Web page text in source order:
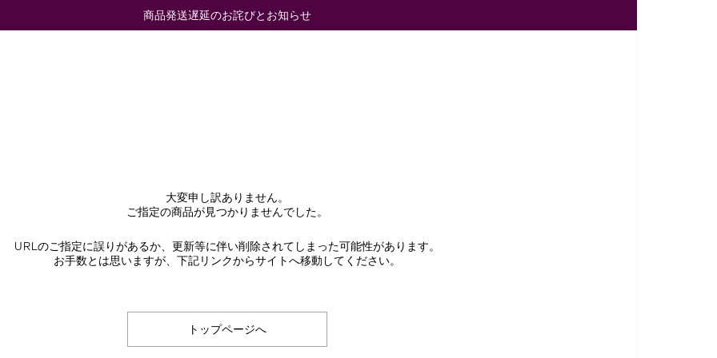
商品発送遅延のお詫びとお知らせ
大変申し訳ありません。
ご指定の商品が見つかりませんでした。
URLのご指定に誤りがあるか、更新等に伴い削除されてしまった可能性があります。
お手数とは思いますが、下記リンクからサイトへ移動してください。
トップページへ